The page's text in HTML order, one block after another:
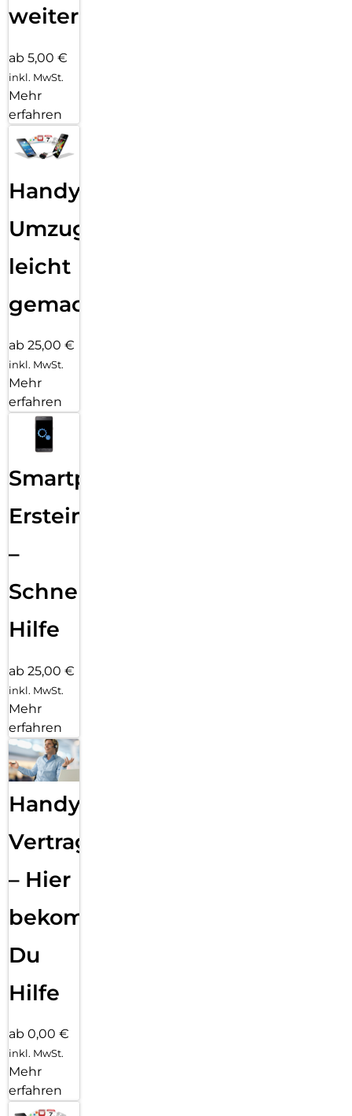
weiter
ab 5,00 €
inkl. MwSt.
Mehr
erfahren
Handy
Umzug
leicht
gemacht!
ab 25,00 €
inkl. MwSt.
Mehr
erfahren
Smartphone
Ersteinrichtung
–
Schnelle
Hilfe
ab 25,00 €
inkl. MwSt.
Mehr
erfahren
Handy
Vertragsabwicklung
– Hier
bekommst
Du
Hilfe
ab 0,00 €
inkl. MwSt.
Mehr
erfahren